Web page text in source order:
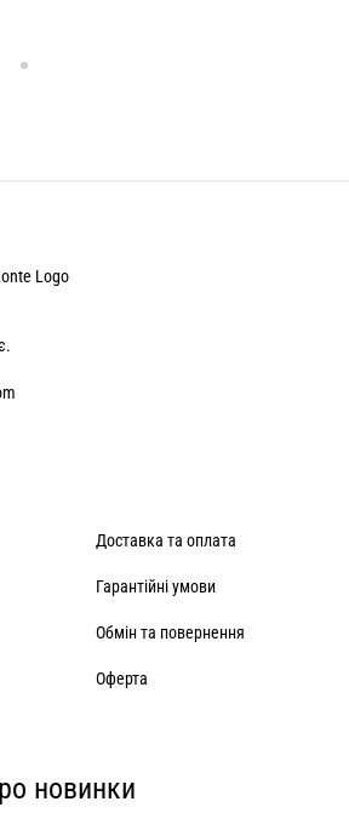
Доставка та оплата
Гарантійні умови
Обмін та повернення
Оферта
новинки